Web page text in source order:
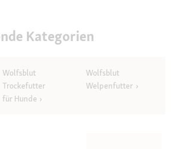
Kategorien
Wolfsblut
Trockefutter
für Hunde
Wolfsblut
Welpenfutter